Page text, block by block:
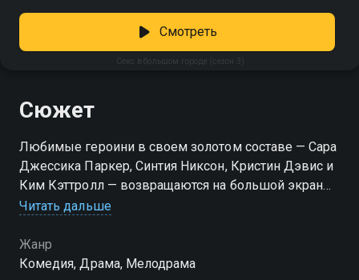
Секс в большом городе (сезон 3)
Смотреть
Сюжет
Любимые героини в своем золотом составе — Сара
Джессика Паркер, Синтия Никсон, Кристин Дэвис и
Ким Кэттролл — возвращаются на большой экран
большом городе вы можете совершенно бесплатно
в хорошем HD качестве на Смотрёшке
Читать дальше
Жанр
Комедия, Драма, Мелодрама